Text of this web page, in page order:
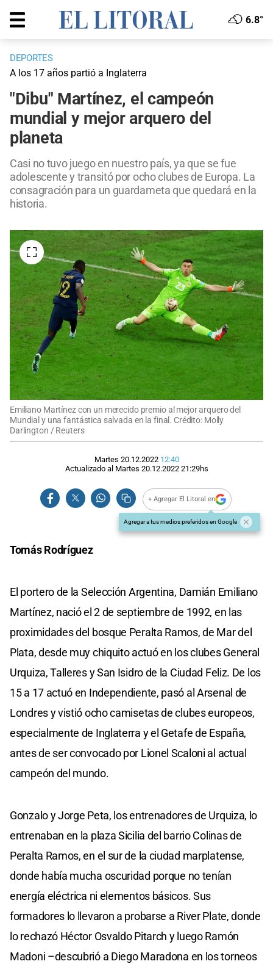
6.8°
DEPORTES
A los 17 años partió a Inglaterra
"Dibu" Martínez, el campeón
mundial y mejor arquero del
planeta
Casi no tuvo juego en nuestro país, ya que se fue
adolescente y transitó por ocho clubes de Europa. La
consagración para un guardameta que quedará en la
historia.
Emiliano Martínez con un merecido premio al mejor arquero del
Mundial y una fantástica salvada en la final. Crédito: Molly
Darlington / Reuters
Martes 20.12.2022 12:40
Actualizado al Martes 20.12.2022 21:29hs
+ Agregar El Litoral en
Agregar a tus medios preferidos en Google
Tomás Rodríguez
El portero de la Selección Argentina, Damián Emiliano
Martínez, nació el 2 de septiembre de 1992, en las
proximidades del bosque Peralta Ramos, de Mar del
Plata, desde muy chiquito actuó en los clubes General
Urquiza, Talleres y San Isidro de la Ciudad Feliz. De los
15 a 17 actuó en Independiente, pasó al Arsenal de
Londres y vistió ocho camisetas de clubes europeos,
especialmente de Inglaterra y el Getafe de España,
antes de ser convocado por Lionel Scaloni al actual
campeón del mundo.
Gonzalo y Jorge Peta, los entrenadores de Urquiza, lo
entrenaban en la plaza Sicilia del barrio Colinas de
Peralta Ramos, en el sur de la ciudad marplatense,
donde había mucha oscuridad porque no tenían
energía eléctrica ni elementos básicos. Sus
formadores lo llevaron a probarse a River Plate, donde
lo rechazó Héctor Osvaldo Pitarch y luego Ramón
Madoni –descubrió a Diego Maradona en los torneos